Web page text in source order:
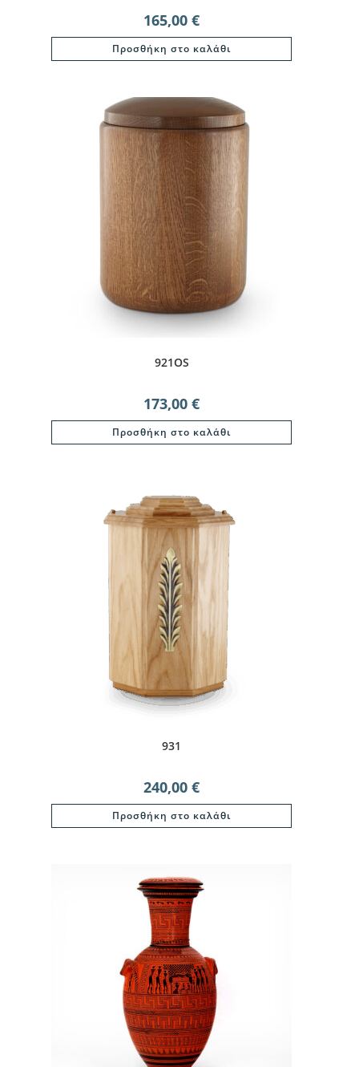
165,00 €
Προσθήκη στο καλάθι
921OS
173,00 €
Προσθήκη στο καλάθι
931
240,00 €
Προσθήκη στο καλάθι